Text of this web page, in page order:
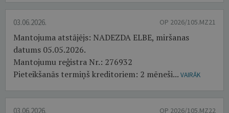
03.06.2026. OP 2026/105.MZ21
Mantojuma atstājējs: NADEZDA ELBE, miršanas
datums 05.05.2026.
Mantojumu reģistra Nr.: 276932
Pieteikšanās termiņš kreditoriem: 2 mēneši... VAIRĀK
03.06.2026. OP 2026/105.MZ22